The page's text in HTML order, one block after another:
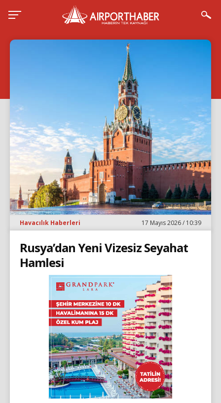
Havacılık Haberleri 17 Mayıs 2026 / 10:39
Rusya’dan Yeni Vizesiz Seyahat
Hamlesi